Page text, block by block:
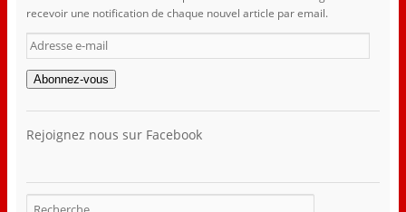
recevoir une notification de chaque nouvel article par email.
Adresse
e-
mail
Abonnez-vous
Rejoignez nous sur Facebook